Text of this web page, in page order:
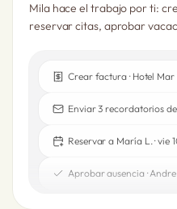
Mila hace el trabajo por ti:
reservar citas, aprobar
Crear factura · Hotel Mar
Enviar 3 recordatorios
Reservar a María L. · vie
Aprobar ausencia · Andre